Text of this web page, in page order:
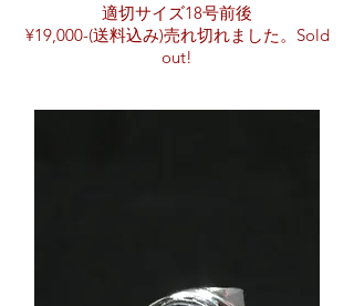
適切サイズ18号前後
¥19,000-(送料込み)売れ切れました。Sold
out!